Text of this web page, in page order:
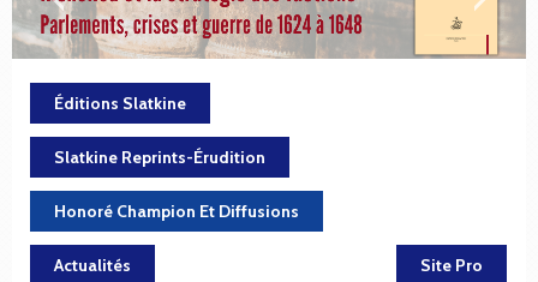
Éditions Slatkine
Slatkine Reprints-Érudition
Honoré Champion Et Diffusions
Actualités Site Pro